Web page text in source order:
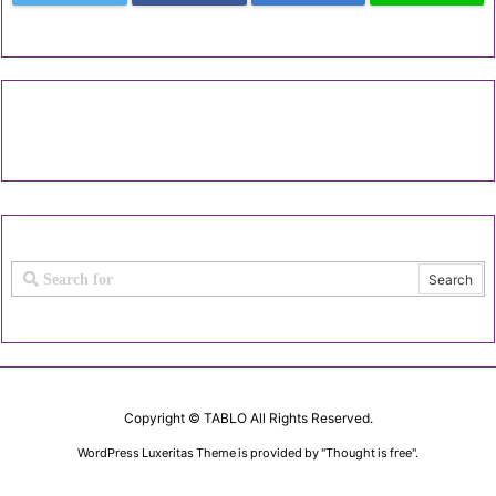
Copyright © TABLOAll Rights Reserved.
WordPress Luxeritas Theme is provided by "Thought is free".